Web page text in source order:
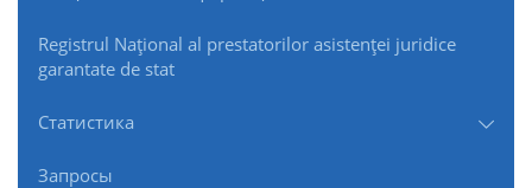
Registrul Naţional al prestatorilor asistenţei juridice
garantate de stat
Статистика
Запросы